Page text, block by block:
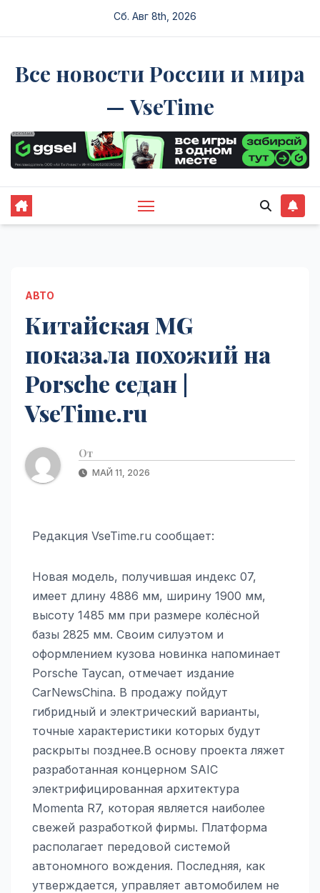
Сб. Авг 8th, 2026
Все новости России и мира
— VseTime
АВТО
Китайская MG
показала похожий на
Porsche седан |
VseTime.ru
От
МАЙ 11, 2026
Редакция VseTime.ru сообщает:
Новая модель, получившая индекс 07,
имеет длину 4886 мм, ширину 1900 мм,
высоту 1485 мм при размере колёсной
базы 2825 мм. Своим силуэтом и
оформлением кузова новинка напоминает
Porsche Taycan, отмечает издание
CarNewsChina. В продажу пойдут
гибридный и электрический варианты,
точные характеристики которых будут
раскрыты позднее.В основу проекта ляжет
разработанная концерном SAIC
электрифицированная архитектура
Momenta R7, которая является наиболее
свежей разработкой фирмы. Платформа
располагает передовой системой
автономного вождения. Последняя, как
утверждается, управляет автомобилем не